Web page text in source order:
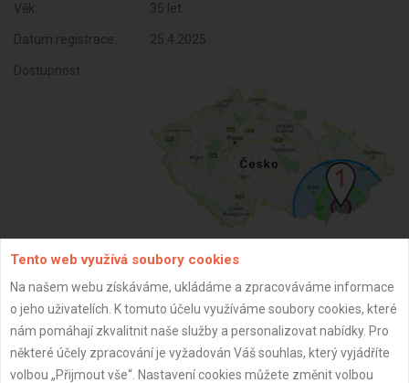
Věk: 35 let
Datum registrace: 25.4.2025
Dostupnost:
ZPĚT
Aktualizováno z portálu ARES dne 25.04.2025 08:27:36
Tento web využívá soubory cookies
Na našem webu získáváme, ukládáme a zpracováváme informace
o jeho uživatelích. K tomuto účelu využíváme soubory cookies, které
nám pomáhají zkvalitnit naše služby a personalizovat nabídky. Pro
některé účely zpracování je vyžadován Váš souhlas, který vyjádříte
volbou „Přijmout vše“. Nastavení cookies můžete změnit volbou